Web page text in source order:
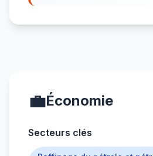
💼Économie
Secteurs clés